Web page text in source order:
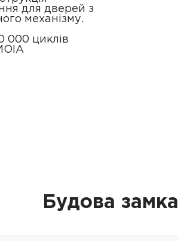
для дверей з
механізму.
000 циклів
Будова замка